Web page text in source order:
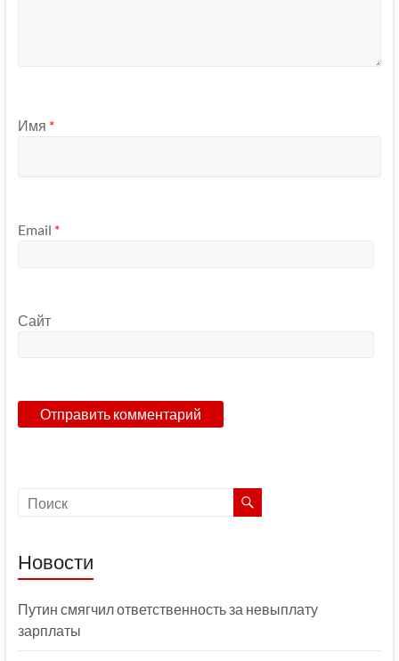
Имя *
Email *
Сайт
Новости
Путин смягчил ответственность за невыплату
зарплаты